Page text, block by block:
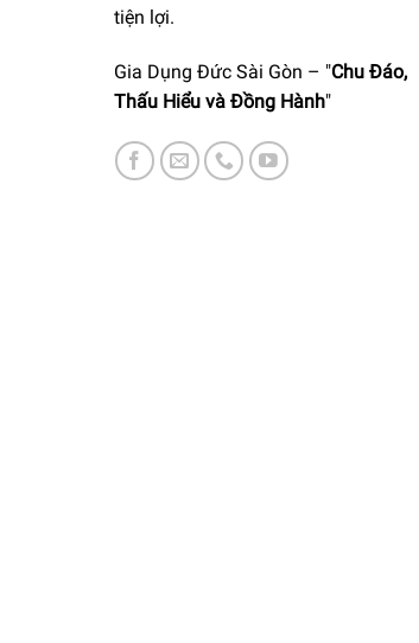
tiện lợi.
Gia Dụng Đức Sài Gòn – "Chu Đáo,
Thấu Hiểu và Đồng Hành"